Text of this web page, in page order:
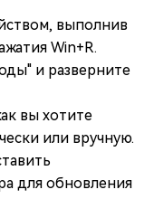
выполнив
Win+R.
и разверните
вы хотите
или вручную.
для обновления